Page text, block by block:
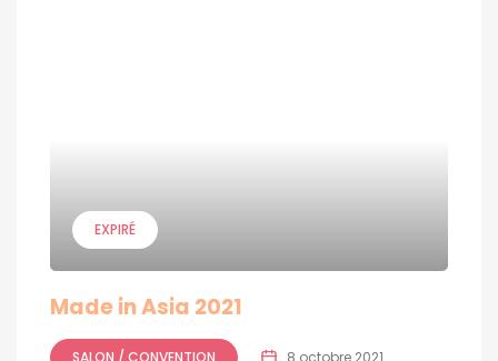
EXPIRÉ
Made in Asia 2021
SALON / CONVENTION 8 octobre 2021